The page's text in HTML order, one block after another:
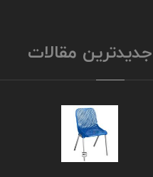
جدیدترین مقالات